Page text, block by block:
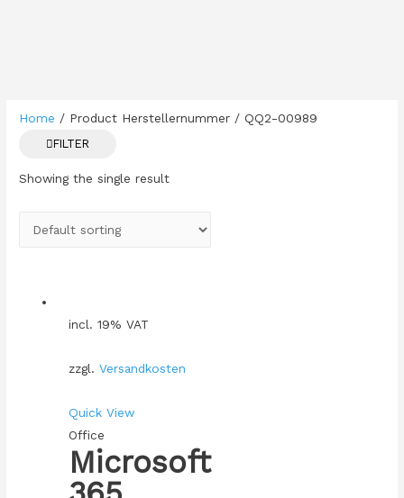
Home / Product Herstellernummer / QQ2-00989
FILTER
Showing the single result
incl. 19% VAT
zzgl. Versandkosten
Quick View
Office
Microsoft